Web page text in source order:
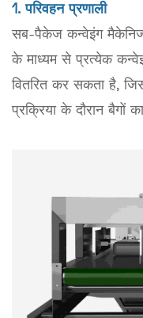
1. परिवहन प्रणाली
सब-पैकेज कन्वेइंग
के माध्यम से प्रत्येक
वितरित कर सकता है,
प्रक्रिया के दौरान बैगों